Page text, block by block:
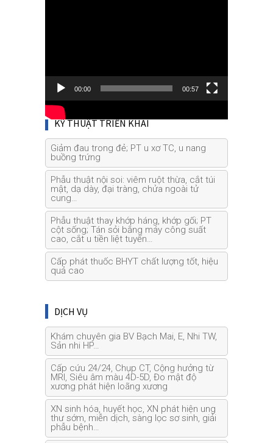
00:00 00:57
KỸ THUẬT TRIỂN KHAI
Giảm đau trong đẻ; PT u xơ TC, u nang
buồng trứng
Phẫu thuật nội soi: viêm ruột thừa, cắt túi
mật, dạ dày, đại tràng, chửa ngoài tử
cung…
Phẫu thuật thay khớp háng, khớp gối; PT
cột sống; Tán sỏi bằng máy công suất
cao, cắt u tiền liệt tuyến…
Cấp phát thuốc BHYT chất lượng tốt, hiệu
quả cao
DỊCH VỤ
Khám chuyên gia BV Bạch Mai, E, Nhi TW,
Sản nhi HP…
Cấp cứu 24/24, Chụp CT, Cộng hưởng từ
MRI, Siêu âm màu 4D-5D, Đo mật độ
xương phát hiện loãng xương
XN sinh hóa, huyết học, XN phát hiện ung
thư sớm, miễn dịch, sàng lọc sơ sinh, giải
phẫu bệnh…